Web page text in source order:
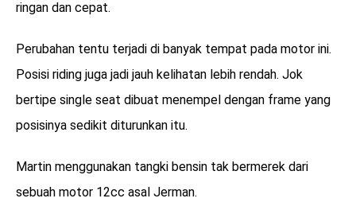
ringan dan cepat.
Perubahan tentu terjadi di banyak tempat pada motor ini.
Posisi riding juga jadi jauh kelihatan lebih rendah. Jok
bertipe single seat dibuat menempel dengan frame yang
posisinya sedikit diturunkan itu.
Martin menggunakan tangki bensin tak bermerek dari
sebuah motor 12cc asal Jerman.